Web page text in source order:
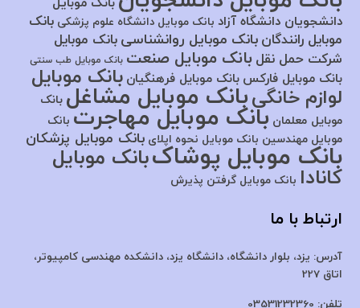
دانشجویان دانشگاه آزاد بانک موبایل دانشگاه علوم پزشکی بانک
موبایل رانندگان بانک موبایل روانشناسی بانک موبایل
شرکت حمل نقل بانک موبایل صنعت بانک موبایل طب سنتی
بانک موبایل فارکس بانک موبایل فرهنگیان بانک موبایل
لوازم خانگیبانک موبایل مشاغلبانک
موبایل معلمان بانک موبایل مهاجرت بانک
موبایل مهندسین بانک موبایل نحوه اپلای بانک موبایل پزشکان
بانک موبایل پوشاکبانک موبایل
کانادا بانک موبایل گرفتن پذیرش
ارتباط با ما
آدرس: یزد، بلوار دانشگاه، دانشگاه یزد،دانشکده مهندسی کامپیوتر،
اتاق 227
تلفن: 03531232360